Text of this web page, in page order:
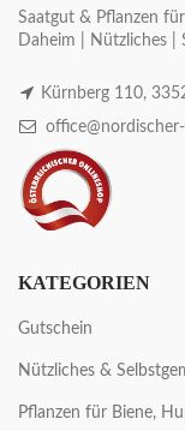
Saatgut & Pflanzen
Daheim | Nützliches |
Kürnberg 110,
KATEGORIEN
Gutschein
Nützliches &
Pflanzen für Biene,